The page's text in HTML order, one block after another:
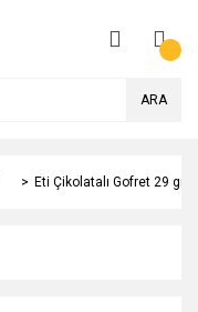
ARA
Eti Çikolatalı Gofret 29 gr